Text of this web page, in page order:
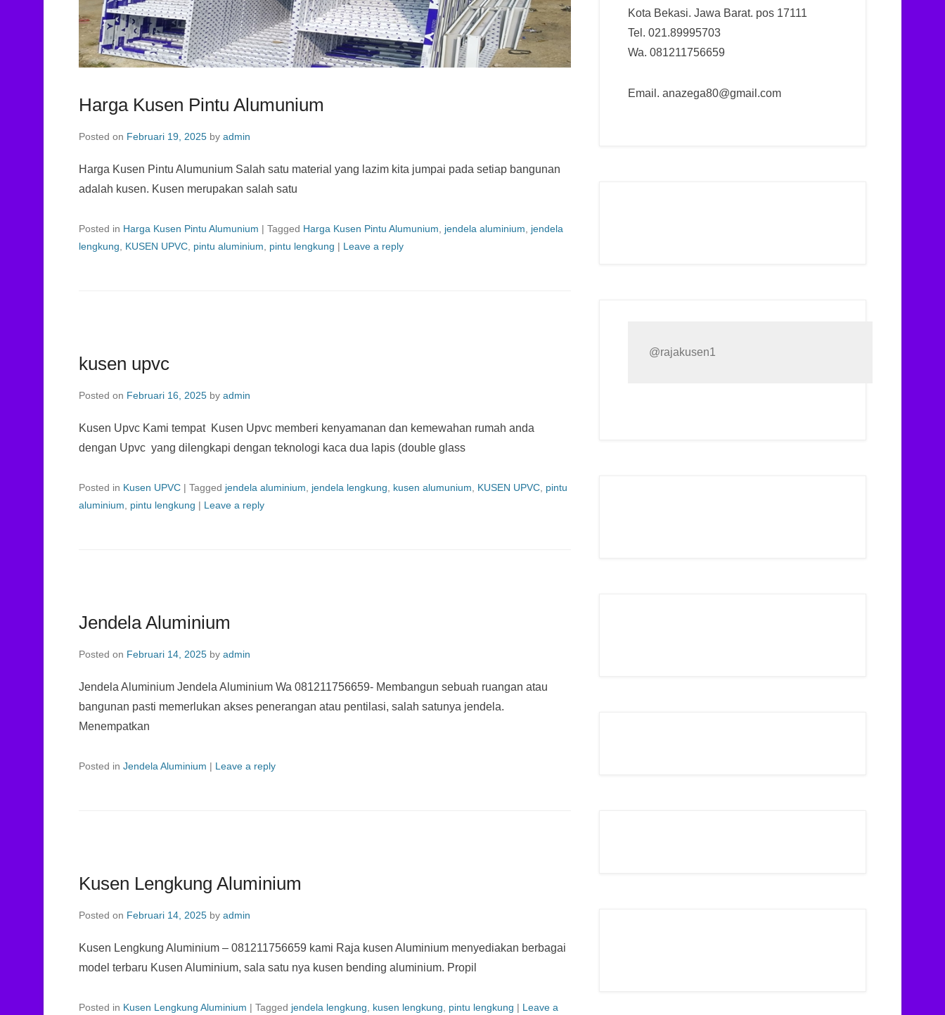
Harga Kusen Pintu Alumunium
Posted on Februari 19, 2025 by admin
Harga Kusen Pintu Alumunium Salah satu material yang lazim kita jumpai pada setiap bangunan
adalah kusen. Kusen merupakan salah satu
Posted in Harga Kusen Pintu Alumunium | Tagged Harga Kusen Pintu Alumunium jendela aluminium
jendela
lengkung
KUSEN UPVC pintu aluminium pintu lengkung | Leave a reply
kusen upvc
Posted on Februari 16, 2025 by admin
Kusen Upvc Kami tempat Kusen Upvc memberi kenyamanan dan kemewahan rumah anda
dengan Upvc yang dilengkapi dengan teknologi kaca dua lapis (double glass
Posted in Kusen UPVC | Tagged jendela aluminium jendela lengkung kusen alumunium KUSEN UPVC pintu
aluminium
pintu lengkung | Leave a reply
Jendela Aluminium
Posted on Februari 14, 2025 by admin
Jendela Aluminium Jendela Aluminium Wa 081211756659- Membangun sebuah ruangan atau
bangunan pasti memerlukan akses penerangan atau pentilasi, salah satunya jendela.
Menempatkan
Posted in Jendela Aluminium | Leave a reply
Kusen Lengkung Aluminium
Posted on Februari 14, 2025 by admin
Kusen Lengkung Aluminium – 081211756659 kami Raja kusen Aluminium menyediakan berbagai
model terbaru Kusen Aluminium, sala satu nya kusen bending aluminium. Propil
Posted in Kusen Lengkung Aluminium | Tagged jendela lengkung kusen lengkung pintu lengkung | Leave a
Kota Bekasi. Jawa Barat. pos 17111
Tel. 021.89995703
Wa. 081211756659
Email. anazega80@gmail.com
@rajakusen1